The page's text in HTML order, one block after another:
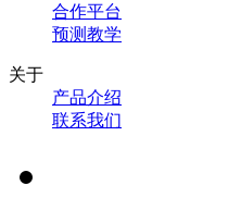
合作平台
预测教学
关于
产品介绍
联系我们